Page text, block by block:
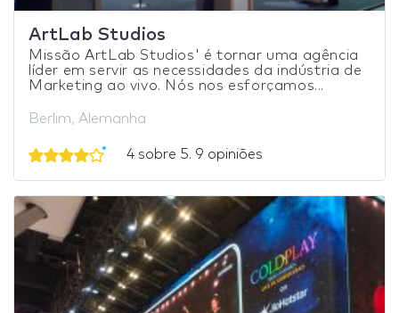
ArtLab Studios
Missão ArtLab Studios' é tornar uma agência
líder em servir as necessidades da indústria de
Marketing ao vivo. Nós nos esforçamos...
Berlim, Alemanha
4 sobre 5. 9 opiniões